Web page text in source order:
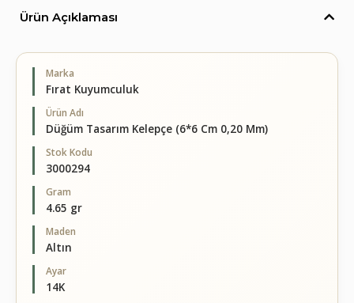
Ürün Açıklaması
Marka
Fırat Kuyumculuk
Ürün Adı
Düğüm Tasarım Kelepçe (6*6 Cm 0,20 Mm)
Stok Kodu
3000294
Gram
4.65 gr
Maden
Altın
Ayar
14K